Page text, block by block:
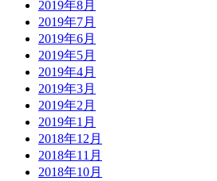
2019年8月
2019年7月
2019年6月
2019年5月
2019年4月
2019年3月
2019年2月
2019年1月
2018年12月
2018年11月
2018年10月